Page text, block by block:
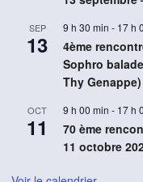
SEP
13
9 h 30 min - 17 h
4ème
Sophro
Thy Genappe)
OCT
11
9 h 00 min - 17 h
70 ème
11 octobre